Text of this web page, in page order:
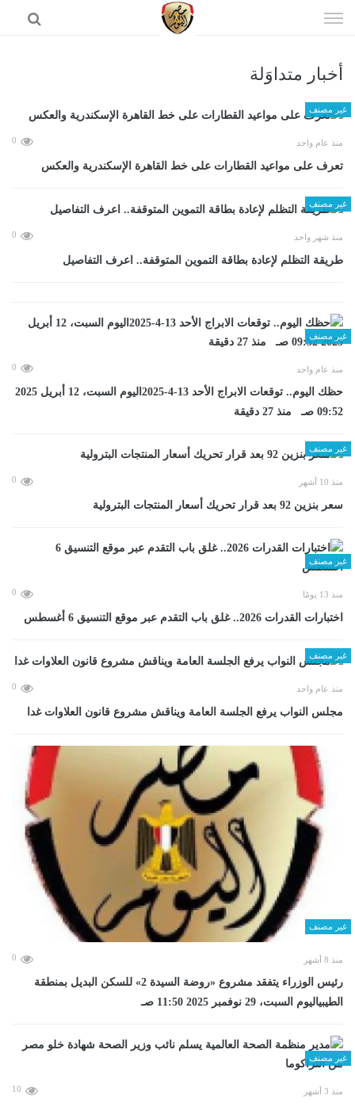
الى
أخبار متداوَلة
غير مصنف
منذ عام واحد 0
تعرف على مواعيد القطارات على خط القاهرة الإسكندرية والعكس
غير مصنف
منذ شهر واحد 0
طريقة التظلم لإعادة بطاقة التموين المتوقفة.. اعرف التفاصيل
غير مصنف
منذ عام واحد 0
حظك اليوم.. توقعات الابراج الأحد 13-4-2025اليوم السبت، 12 أبريل 2025
09:52 صـ منذ 27 دقيقة
غير مصنف
منذ 10 أشهر 0
سعر بنزين 92 بعد قرار تحريك أسعار المنتجات البترولية
غير مصنف
منذ 13 يومًا 0
اختبارات القدرات 2026.. غلق باب التقدم عبر موقع التنسيق 6 أغسطس
غير مصنف
منذ عام واحد 0
مجلس النواب يرفع الجلسة العامة ويناقش مشروع قانون العلاوات غدا
غير مصنف
منذ 8 أشهر 0
رئيس الوزراء يتفقد مشروع «روضة السيدة 2» للسكن البديل بمنطقة
الطيبياليوم السبت، 29 نوفمبر 2025 11:50 صـ
غير مصنف
منذ 3 أشهر 10